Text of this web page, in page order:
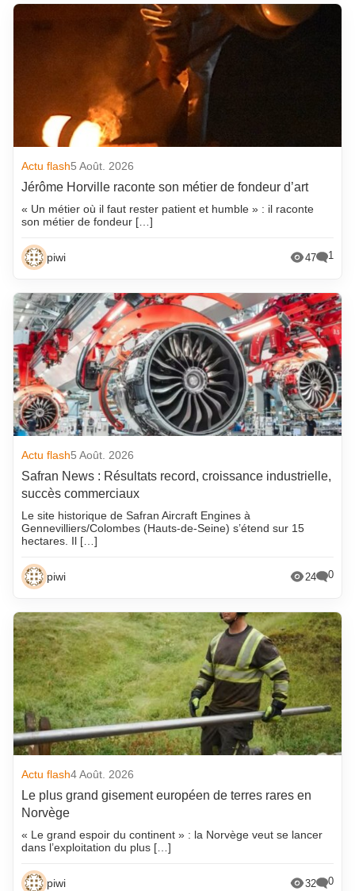
Actu flash5 Août. 2026
Jérôme Horville raconte son métier de fondeur d’art
« Un métier où il faut rester patient et humble » : il raconte
son métier de fondeur […]
piwi 47 1
Actu flash5 Août. 2026
Safran News : Résultats record, croissance industrielle,
succès commerciaux
Le site historique de Safran Aircraft Engines à
Gennevilliers/Colombes (Hauts-de-Seine) s’étend sur 15
hectares. Il […]
piwi 24 0
Actu flash4 Août. 2026
Le plus grand gisement européen de terres rares en
Norvège
« Le grand espoir du continent » : la Norvège veut se lancer
dans l’exploitation du plus […]
piwi 32 0